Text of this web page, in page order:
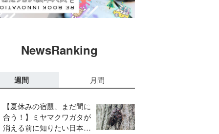
NewsRanking
週間 月間
【夏休みの宿題、まだ間に
合う！】ミヤマクワガタが
消える前に知りたい日本の